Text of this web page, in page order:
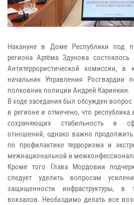
Накануне в Доме Республики под
региона Артёма Здунова состоялось
Антитеррористической комиссии, в
начальник Управления Росгвардии
полковник полиции Андрей Каринкин.
В ходе заседания был обсужден вопрос
в регионе и отмечено, что
сохраняющих стабильность в
отношений, однако важно продолжить
по профилактике терроризма и
межнациональной и
Кроме того Глава Мордовии
следует уделить вопросам
защищенности инфраструктуры, в
вокзалов. Необходимо делать все